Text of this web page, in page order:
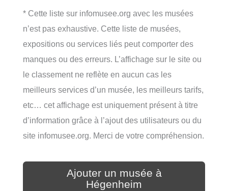
* Cette liste sur infomusee.org avec les musées
n’est pas exhaustive. Cette liste de musées,
expositions ou services liés peut comporter des
manques ou des erreurs. L’affichage sur le site ou
le classement ne reflète en aucun cas les
meilleurs services d’un musée, les meilleurs tarifs,
etc… cet affichage est uniquement présent à titre
d’information grâce à l’ajout des utilisateurs ou du
site infomusee.org. Merci de votre compréhension.
Ajouter un musée à
Hégenheim